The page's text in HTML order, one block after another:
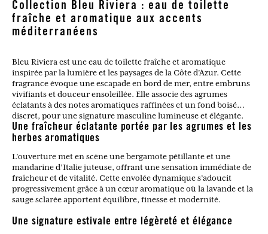
Collection Bleu Riviera : eau de toilette
fraîche et aromatique aux accents
méditerranéens
Bleu Riviera est une eau de toilette fraîche et aromatique
inspirée par la lumière et les paysages de la Côte d’Azur. Cette
fragrance évoque une escapade en bord de mer, entre embruns
vivifiants et douceur ensoleillée. Elle associe des agrumes
éclatants à des notes aromatiques raffinées et un fond boisé
discret, pour une signature masculine lumineuse et élégante.
Une fraîcheur éclatante portée par les agrumes et les
herbes aromatiques
L’ouverture met en scène une bergamote pétillante et une
mandarine d’Italie juteuse, offrant une sensation immédiate de
fraîcheur et de vitalité. Cette envolée dynamique s’adoucit
progressivement grâce à un cœur aromatique où la lavande et la
sauge sclarée apportent équilibre, finesse et modernité.
Une signature estivale entre légèreté et élégance